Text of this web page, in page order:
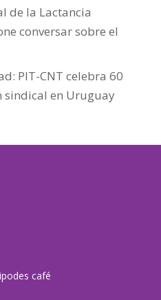
de la Lactancia
conversar sobre el
PIT-CNT celebra 60
sindical en Uruguay
café